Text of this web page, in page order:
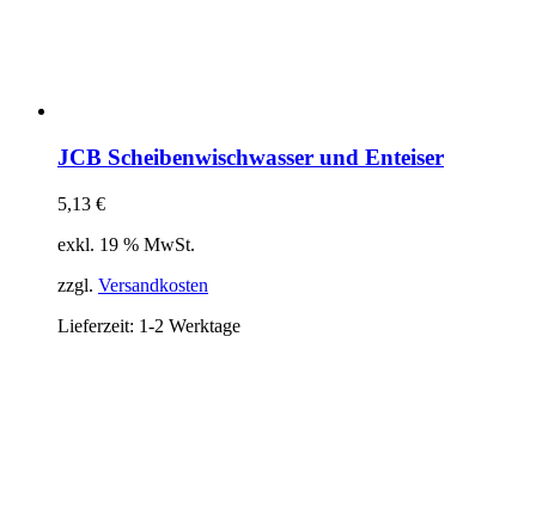
JCB Scheibenwischwasser und Enteiser
5,13 €
exkl. 19 % MwSt.
zzgl. Versandkosten
Lieferzeit: 1-2 Werktage